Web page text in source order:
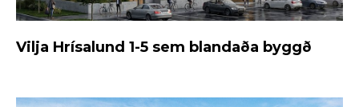
Vilja Hrísalund 1-5 sem blandaða byggð